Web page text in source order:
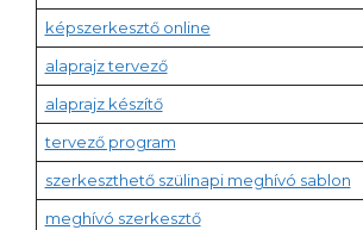
képszerkesztő online
alaprajz tervező
alaprajz készítő
tervező program
szerkeszthető szülinapi meghívó sablon
meghívó szerkesztő